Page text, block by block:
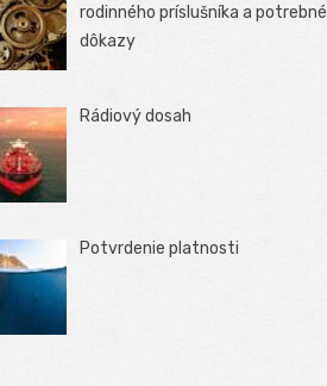
rodinného príslušníka a potrebné
dôkazy
Rádiový dosah
Potvrdenie platnosti